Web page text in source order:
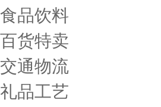
食品饮料
百货特卖
交通物流
礼品工艺